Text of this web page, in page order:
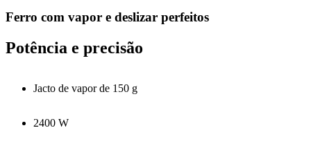
Ferro com vapor e deslizar perfeitos
Potência e precisão
Jacto de vapor de 150 g
2400 W